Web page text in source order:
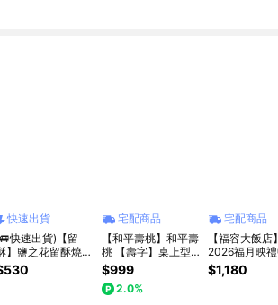
快速出貨
快速出貨)【留
】鹽之花留酥燒禮
6入｜感謝禮、日
送禮
宅配商品
【和平壽桃】和平壽
桃 【壽字】桌上型
壽桃塔 慶生壽桃 台
灣人的生日蛋糕
$999
2.0%
宅配商品
【福容大飯店
2026福月映
月餅禮盒(6入
牌提袋)|拾貳
$1,180